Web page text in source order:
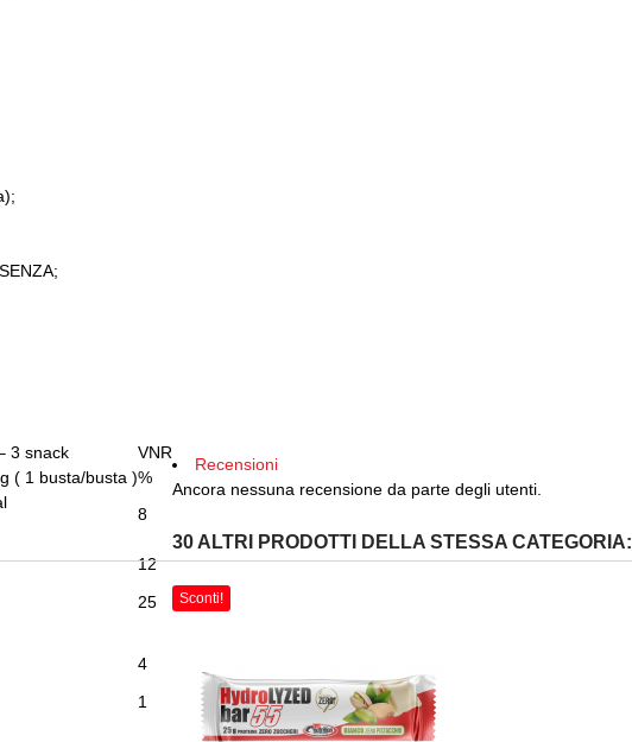
3 snack
( 1 busta/busta )
VNR
%
8
12
25
4
1
Recensioni
Ancora nessuna recensione da parte degli utenti.
30 ALTRI PRODOTTI DELLA STESSA CATEGORIA:
Sconti!